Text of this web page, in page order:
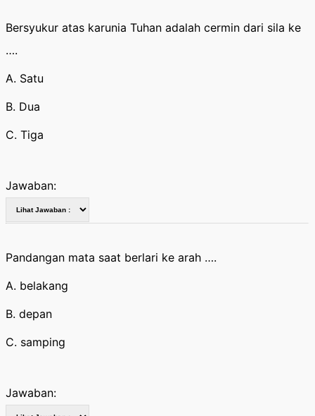
Bersyukur atas karunia Tuhan adalah cermin dari sila ke
….
A. Satu
B. Dua
C. Tiga
Jawaban:
Pandangan mata saat berlari ke arah ….
A. belakang
B. depan
C. samping
Jawaban: